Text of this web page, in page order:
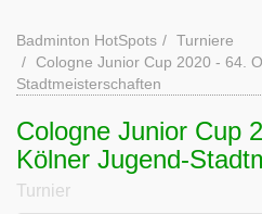
Badminton HotSpots
Turniere
Cologne Junior Cup 2020 - 64.
Stadtmeisterschaften
Cologne Junior Cup
Kölner Jugend-
Turnier